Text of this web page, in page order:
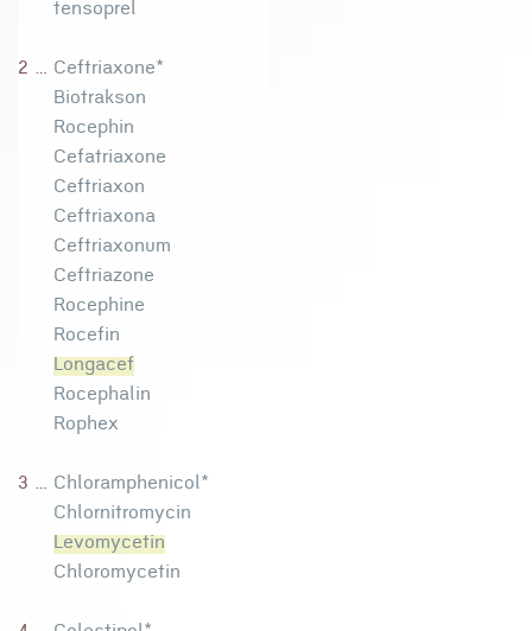
tensoprel
2 ... Ceftriaxone*
Biotrakson
Rocephin
Cefatriaxone
Ceftriaxon
Ceftriaxona
Ceftriaxonum
Ceftriazone
Rocephine
Rocefin
Longacef
Rocephalin
Rophex
3 ... Chloramphenicol*
Chlornitromycin
Levomycetin
Chloromycetin